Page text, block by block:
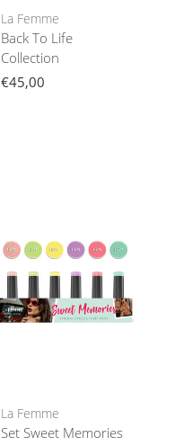
La Femme
Back To Life
Collection
€45,00
La Femme
Set Sweet Memories